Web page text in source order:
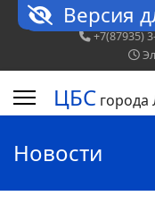
Версия
+7(87935)
ЦБС
Новости